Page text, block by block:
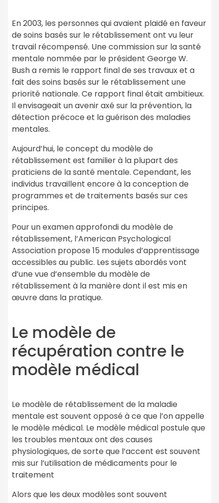
En 2003, les personnes qui avaient plaidé en faveur
de soins basés sur le rétablissement ont vu leur
travail récompensé. Une commission sur la santé
mentale nommée par le président George W.
Bush a remis le rapport final de ses travaux et a
fait des soins basés sur le rétablissement une
priorité nationale. Ce rapport final était ambitieux.
Il envisageait un avenir axé sur la prévention, la
détection précoce et la guérison des maladies
mentales.
Aujourd’hui, le concept du modèle de
rétablissement est familier à la plupart des
praticiens de la santé mentale. Cependant, les
individus travaillent encore à la conception de
programmes et de traitements basés sur ces
principes.
Pour un examen approfondi du modèle de
rétablissement, l’American Psychological
Association propose 15 modules d’apprentissage
accessibles au public. Les sujets abordés vont
d’une vue d’ensemble du modèle de
rétablissement à la manière dont il est mis en
œuvre dans la pratique.
Le modèle de
récupération contre le
modèle médical
Le modèle de rétablissement de la maladie
mentale est souvent opposé à ce que l’on appelle
le modèle médical. Le modèle médical postule que
les troubles mentaux ont des causes
physiologiques, de sorte que l’accent est souvent
mis sur l’utilisation de médicaments pour le
traitement
Alors que les deux modèles sont souvent